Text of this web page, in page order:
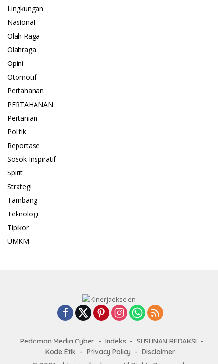
Lingkungan
Nasional
Olah Raga
Olahraga
Opini
Otomotif
Pertahanan
PERTAHANAN
Pertanian
Politik
Reportase
Sosok Inspiratif
Spirit
Strategi
Tambang
Teknologi
Tipikor
UMKM
Pedoman Media Cyber Indeks
SUSUNAN REDAKSI
Kode Etik
Privacy Policy
Disclaimer